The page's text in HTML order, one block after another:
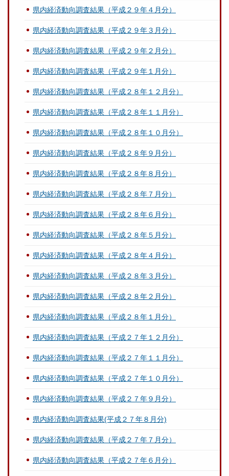
県内経済動向調査結果（平成２９年４月分）
県内経済動向調査結果（平成２９年３月分）
県内経済動向調査結果（平成２９年２月分）
県内経済動向調査結果（平成２９年１月分）
県内経済動向調査結果（平成２８年１２月分）
県内経済動向調査結果（平成２８年１１月分）
県内経済動向調査結果（平成２８年１０月分）
県内経済動向調査結果（平成２８年９月分）
県内経済動向調査結果（平成２８年８月分）
県内経済動向調査結果（平成２８年７月分）
県内経済動向調査結果（平成２８年６月分）
県内経済動向調査結果（平成２８年５月分）
県内経済動向調査結果（平成２８年４月分）
県内経済動向調査結果（平成２８年３月分）
県内経済動向調査結果（平成２８年２月分）
県内経済動向調査結果（平成２８年１月分）
県内経済動向調査結果（平成２７年１２月分）
県内経済動向調査結果（平成２７年１１月分）
県内経済動向調査結果（平成２７年１０月分）
県内経済動向調査結果（平成２７年９月分）
県内経済動向調査結果(平成２７年８月分)
県内経済動向調査結果（平成２７年７月分）
県内経済動向調査結果（平成２７年６月分）